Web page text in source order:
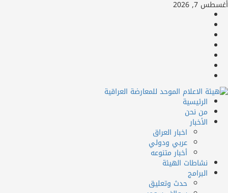
2026
facebook
Twitter
youtube
Linkedin
instagram
snapchat
Telegram
الرئيسية
من نحن
الأخبار
اخبار العراق
عربي ودولي
أخبار متنوعه
نشاطات الهيئة
البرامج
حدث وتعليق